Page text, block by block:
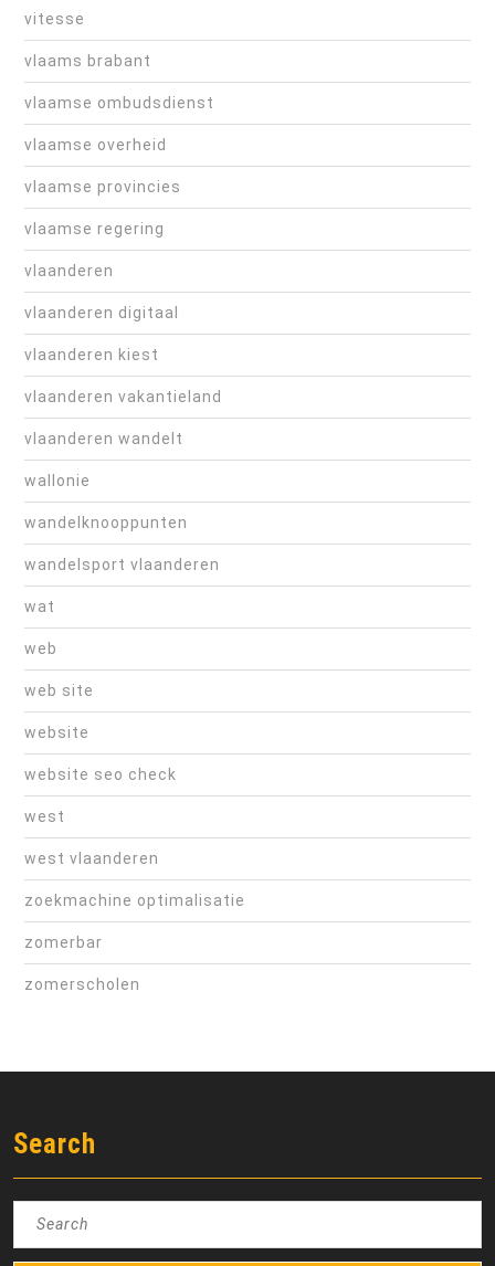
vitesse
vlaams brabant
vlaamse ombudsdienst
vlaamse overheid
vlaamse provincies
vlaamse regering
vlaanderen
vlaanderen digitaal
vlaanderen kiest
vlaanderen vakantieland
vlaanderen wandelt
wallonie
wandelknooppunten
wandelsport vlaanderen
wat
web
web site
website
website seo check
west
west vlaanderen
zoekmachine optimalisatie
zomerbar
zomerscholen
Search
Search